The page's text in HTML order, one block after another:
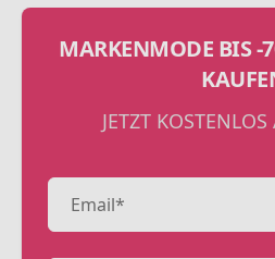
MARKENMODE BIS -
JETZT